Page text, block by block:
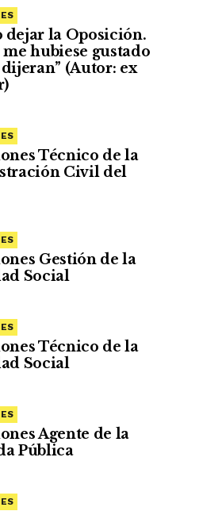
dejar la Oposición.
me hubiese gustado
(Autor: ex
Técnico de la
Civil del
Gestión de la
Social
Técnico de la
Social
Agente de la
Pública